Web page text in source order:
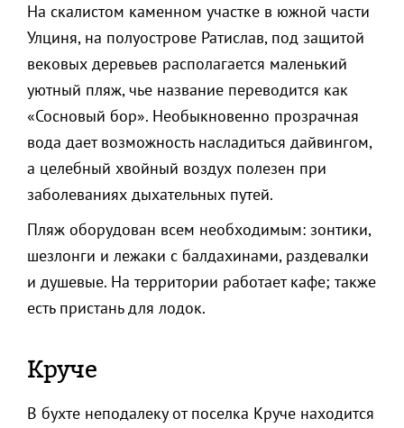
На скалистом каменном участке в южной части
Улциня, на полуострове Ратислав, под защитой
вековых деревьев располагается маленький
уютный пляж, чье название переводится как
«Сосновый бор». Необыкновенно прозрачная
вода дает возможность насладиться дайвингом,
а целебный хвойный воздух полезен при
заболеваниях дыхательных путей.
Пляж оборудован всем необходимым: зонтики,
шезлонги и лежаки с балдахинами, раздевалки
и душевые. На территории работает кафе; также
есть пристань для лодок.
Круче
В бухте неподалеку от поселка Круче находится